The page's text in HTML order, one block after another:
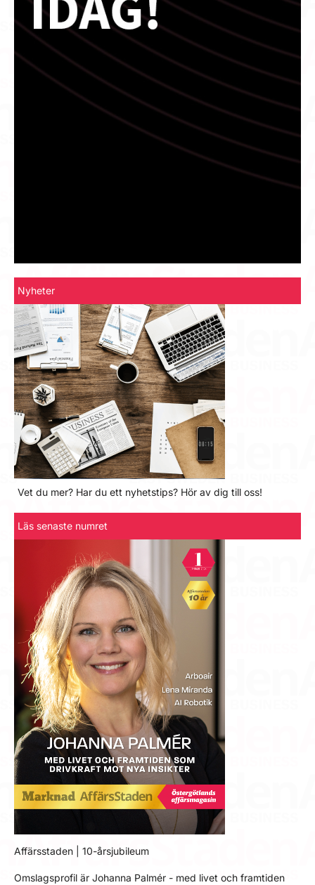
Nyheter
Vet du mer? Har du ett nyhetstips? Hör av dig till oss!
Läs senaste numret
Affärsstaden | 10-årsjubileum
Omslagsprofil är Johanna Palmér - med livet och framtiden